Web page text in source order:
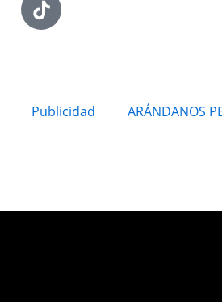
Publicidad ARÁNDANOS